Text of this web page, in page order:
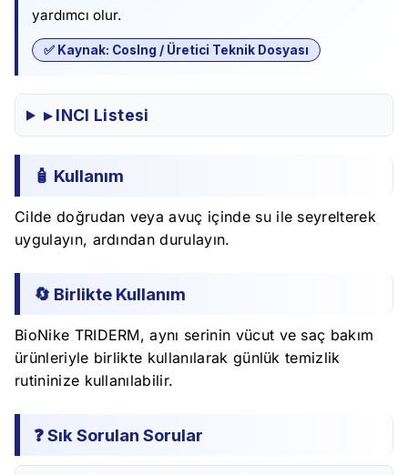
yardımcı olur.
✅ Kaynak: CosIng / Üretici Teknik Dosyası
▸ INCI Listesi
🧴 Kullanım
Cilde doğrudan veya avuç içinde su ile seyrelterek
uygulayın, ardından durulayın.
🔄 Birlikte Kullanım
BioNike TRIDERM, aynı serinin vücut ve saç bakım
ürünleriyle birlikte kullanılarak günlük temizlik
rutininize kullanılabilir.
❓ Sık Sorulan Sorular